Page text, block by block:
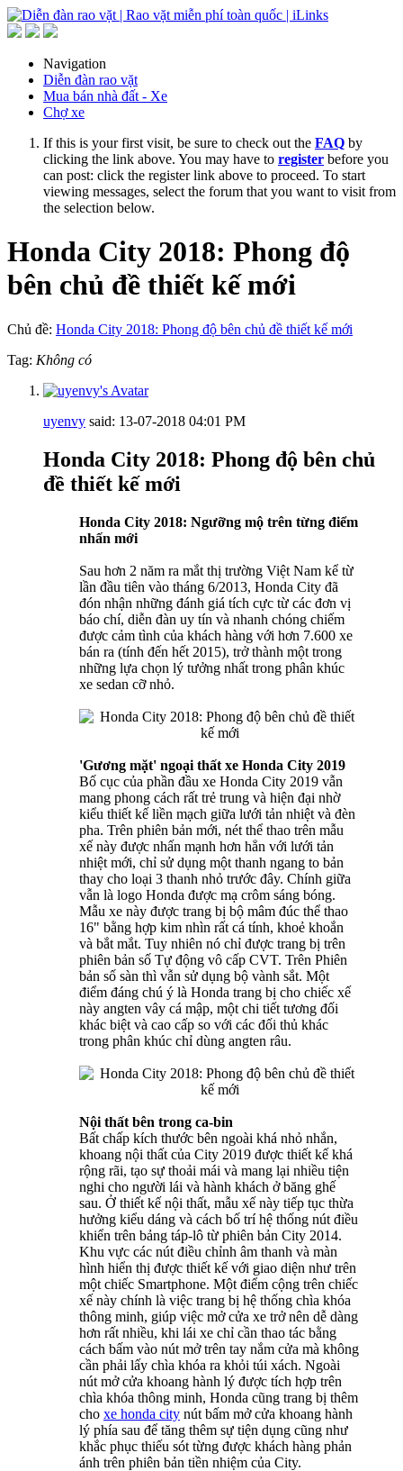
Navigation
Diễn đàn rao vặt
Mua bán nhà đất - Xe
Chợ xe
If this is your first visit, be sure to check out the FAQ by
clicking the link above. You may have to register before you
can post: click the register link above to proceed. To start
viewing messages, select the forum that you want to visit from
the selection below.
Honda City 2018: Phong độ
bên chủ đề thiết kế mới
Chủ đề: Honda City 2018: Phong độ bên chủ đề thiết kế mới
Tag: Không có
uyenvy said: 13-07-2018 04:01 PM
Honda City 2018: Phong độ bên chủ
đề thiết kế mới
Honda City 2018: Ngưỡng mộ trên từng điểm
nhấn mới
Sau hơn 2 năm ra mắt thị trường Việt Nam kể từ
lần đầu tiên vào tháng 6/2013, Honda City đã
đón nhận những đánh giá tích cực từ các đơn vị
báo chí, diễn đàn uy tín và nhanh chóng chiếm
được cảm tình của khách hàng với hơn 7.600 xe
bán ra (tính đến hết 2015), trở thành một trong
những lựa chọn lý tưởng nhất trong phân khúc
xe sedan cỡ nhỏ.
'Gương mặt' ngoại thất xe Honda City 2019
Bố cục của phần đầu xe Honda City 2019 vẫn
mang phong cách rất trẻ trung và hiện đại nhờ
kiểu thiết kế liền mạch giữa lưới tản nhiệt và đèn
pha. Trên phiên bản mới, nét thể thao trên mẫu
xế này được nhấn mạnh hơn hẳn với lưới tản
nhiệt mới, chỉ sử dụng một thanh ngang to bản
thay cho loại 3 thanh nhỏ trước đây. Chính giữa
vẫn là logo Honda được mạ crôm sáng bóng.
Mẫu xe này được trang bị bộ mâm đúc thể thao
16" bằng hợp kim nhìn rất cá tính, khoẻ khoắn
và bắt mắt. Tuy nhiên nó chỉ được trang bị trên
phiên bản số Tự động vô cấp CVT. Trên Phiên
bản số sàn thì vẫn sử dụng bộ vành sắt. Một
điểm đáng chú ý là Honda trang bị cho chiếc xế
này angten vây cá mập, một chi tiết tương đối
khác biệt và cao cấp so với các đối thủ khác
trong phân khúc chỉ dùng angten râu.
Nội thất bên trong ca-bin
Bất chấp kích thước bên ngoài khá nhỏ nhắn,
khoang nội thất của City 2019 được thiết kế khá
rộng rãi, tạo sự thoải mái và mang lại nhiều tiện
nghi cho người lái và hành khách ở băng ghế
sau. Ở thiết kế nội thất, mẫu xế này tiếp tục thừa
hưởng kiểu dáng và cách bố trí hệ thống nút điều
khiển trên bảng táp-lô từ phiên bản City 2014.
Khu vực các nút điều chỉnh âm thanh và màn
hình hiển thị được thiết kế với giao diện như trên
một chiếc Smartphone. Một điểm cộng trên chiếc
xế này chính là việc trang bị hệ thống chìa khóa
thông minh, giúp việc mở cửa xe trở nên dễ dàng
hơn rất nhiều, khi lái xe chỉ cần thao tác bằng
cách bấm vào nút mở trên tay nắm cửa mà không
cần phải lấy chìa khóa ra khỏi túi xách. Ngoài
nút mở cửa khoang hành lý được tích hợp trên
chìa khóa thông minh, Honda cũng trang bị thêm
cho xe honda city nút bấm mở cửa khoang hành
lý phía sau để tăng thêm sự tiện dụng cũng như
khắc phục thiếu sót từng được khách hàng phản
ánh trên phiên bản tiền nhiệm của City.